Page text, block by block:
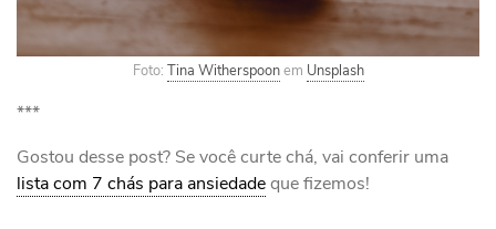
Foto: Tina Witherspoonem Unsplash
***
Gostou desse post? Se você curte chá, vai conferir uma
lista com 7 chás para ansiedadeque fizemos!